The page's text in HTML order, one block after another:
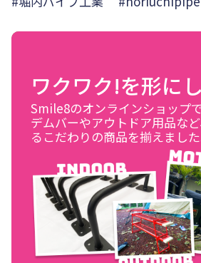
ワクワク!を形に
Smile8のオンラインショップ
デムバーやアウトドア用品な
るこだわりの商品を揃えました